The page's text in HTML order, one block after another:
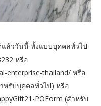
แล้ววันนี้ ทั้งแบบบุคคลทั่วไป
หรือ
enterprise-thailand/ หรือ
หรับบุคคลทั่วไป) หรือ
POForm (สำหรับ